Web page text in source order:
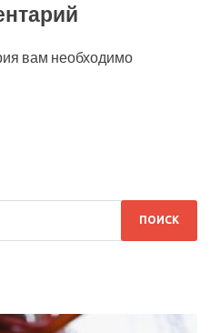
вам необходимо